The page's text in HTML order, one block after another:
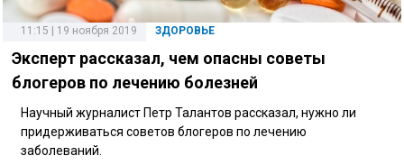
11:15 | 19 ноября 2019 ЗДОРОВЬЕ
Эксперт рассказал, чем опасны советы
блогеров по лечению болезней
Научный журналист Петр Талантов рассказал, нужно ли
придерживаться советов блогеров по лечению
заболеваний.